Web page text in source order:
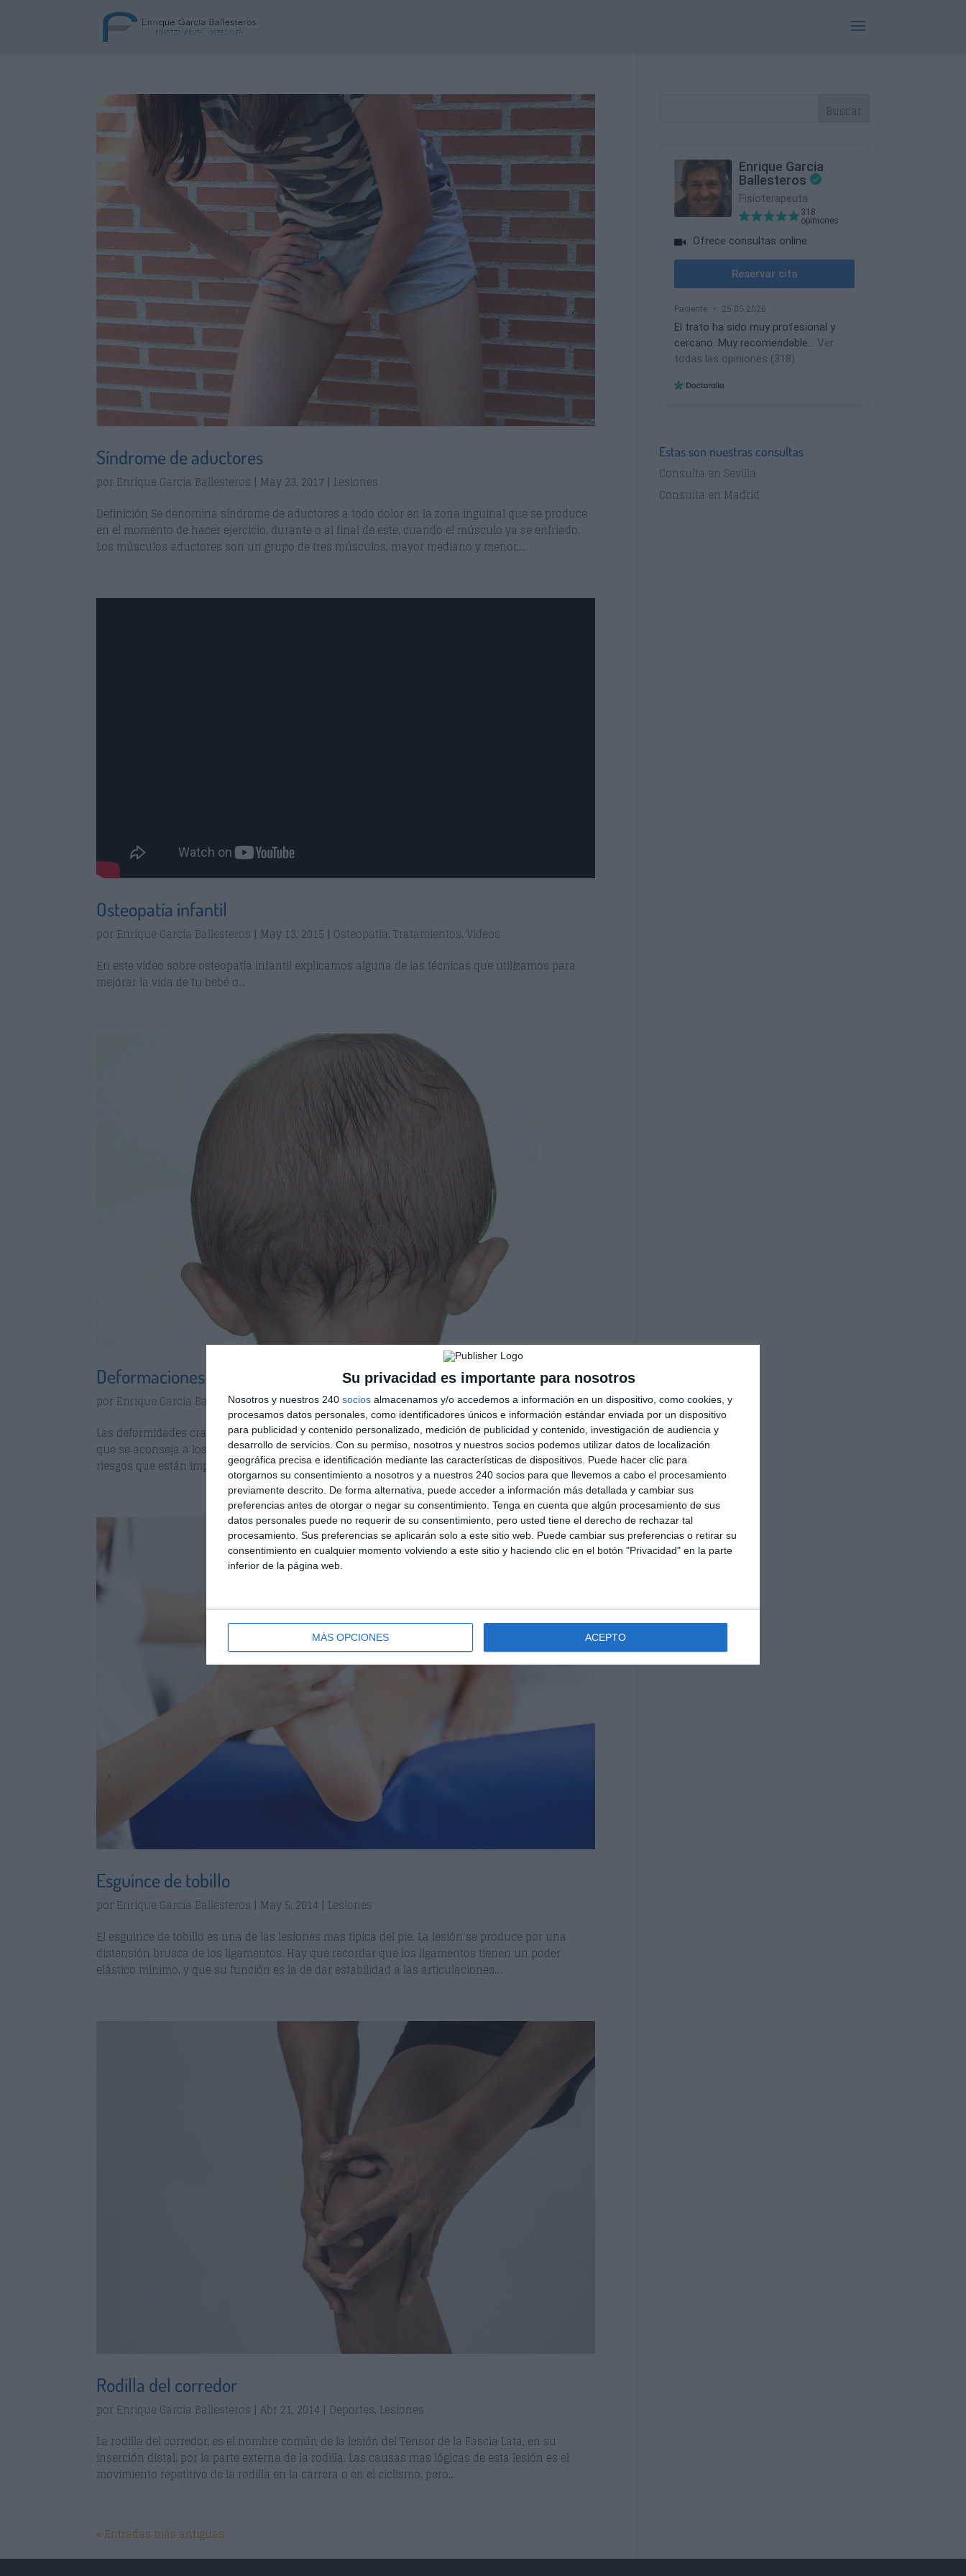
Su privacidad es importante para nosotros
Nosotros y nuestros 240 socios almacenamos y/o accedemos a información en un dispositivo, como cookies, y
procesamos datos personales, como identificadores únicos e información estándar enviada por un dispositivo
para publicidad y contenido personalizado, medición de publicidad y contenido, investigación de audiencia y
desarrollo de servicios. Con su permiso, nosotros y nuestros socios podemos utilizar datos de localización
geográfica precisa e identificación mediante las características de dispositivos. Puede hacer clic para
otorgarnos su consentimiento a nosotros y a nuestros 240 socios para que llevemos a cabo el procesamiento
previamente descrito. De forma alternativa, puede acceder a información más detallada y cambiar sus
preferencias antes de otorgar o negar su consentimiento. Tenga en cuenta que algún procesamiento de sus
datos personales puede no requerir de su consentimiento, pero usted tiene el derecho de rechazar tal
procesamiento. Sus preferencias se aplicarán solo a este sitio web. Puede cambiar sus preferencias o retirar su
consentimiento en cualquier momento volviendo a este sitio y haciendo clic en el botón "Privacidad" en la parte
inferior de la página web.
MÁS OPCIONES ACEPTO
Síndrome de aductores
por Enrique Garcia Ballesteros | May 23, 2017 | Lesiones
Definición Se denomina síndrome de aductores a todo dolor en la zona inguinal que se produce
en el momento de hacer ejercicio, durante o al final de este, cuando el músculo ya se enfriado.
Los músculos aductores son un grupo de tres músculos, mayor mediano y menor,...
Osteopatía infantil
por Enrique Garcia Ballesteros | May 13, 2015 | Osteopatia,Tratamientos,Videos
En este vídeo sobre osteopatía infantil explicamos alguna de las técnicas que utilizamos para
mejorar la vida de tu bebé o...
Deformaciones craneales en el bebé II
por Enrique Garcia Ballesteros|Jun 2, 2014|Osteopatia
Las deformidades craneales en la actualidad aumentan en los países del primer mundo, en los
que se aconseja a los padres que el bebé no duerma boca abajo para evitar alguno de los
riesgos que están implicados en la muerte súbita del lactante. Las causas mas comunes de...
Esguince de tobillo
por Enrique Garcia Ballesteros | May 5, 2014 | Lesiones
El esguince de tobillo es una de las lesiones mas típica del pie. La lesión se produce por una
distensión brusca de los ligamentos. Hay que recordar que los ligamentos tienen un poder
elástico mínimo, y que su función es la de dar estabilidad a las articulaciones....
Rodilla del corredor
por Enrique Garcia Ballesteros |Abr 21, 2014 | Deportes, Lesiones
La rodilla del corredor, es el nombre común de la lesión del Tensor de la Fascia Lata, en su
inserción distal, por la parte externa de la rodilla. Las causas mas lógicas de esta lesión es el
movimiento repetitivo de la rodilla en la carrera o en el ciclismo, pero...
« Entradas más antiguas
Estas son nuestras consultas
Consulta en Sevilla
Consulta en Madrid